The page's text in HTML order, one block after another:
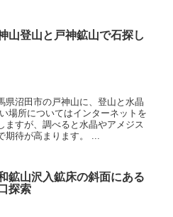
山登山と戸神鉱山で石探し
県沼田市の戸神山に、登山と水晶
場所についてはインターネットを
ますが、調べると水晶やアメジス
期待が高まります。 ...
鉱山沢入鉱床の斜面にある
探索